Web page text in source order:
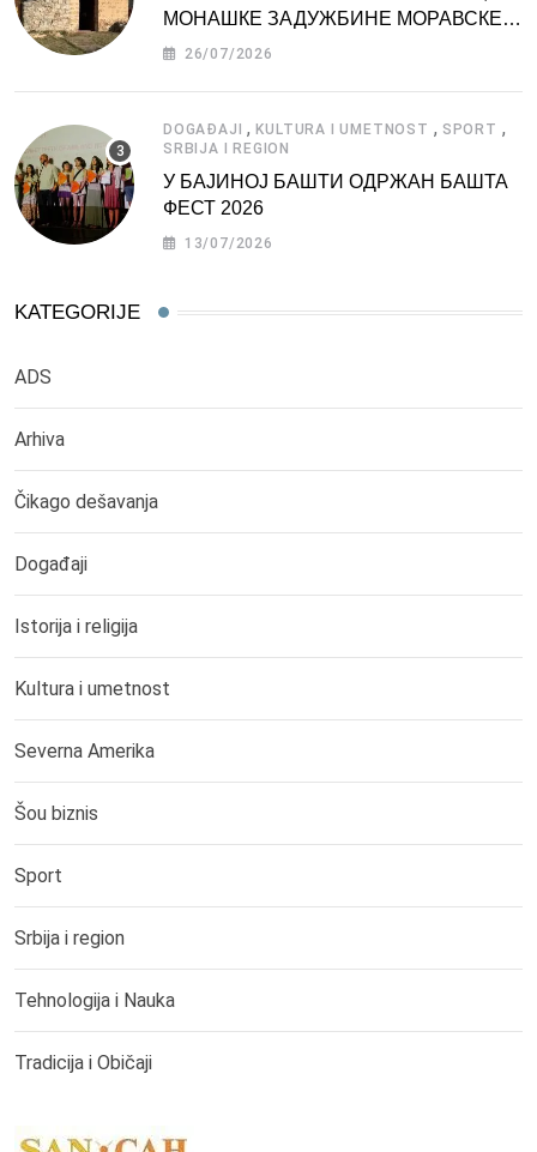
МОНАШКЕ ЗАДУЖБИНЕ МОРАВСКЕ
СРБИЈЕ
26/07/2026
DOGAĐAJI ,KULTURA I UMETNOST , SPORT ,
SRBIJA I REGION
У БАЈИНОЈ БАШТИ ОДРЖАН БАШТА
ФЕСТ 2026
13/07/2026
KATEGORIJE
ADS
Arhiva
Čikago dešavanja
Događaji
Istorija i religija
Kultura i umetnost
Severna Amerika
Šou biznis
Sport
Srbija i region
Tehnologija i Nauka
Tradicija i Običaji